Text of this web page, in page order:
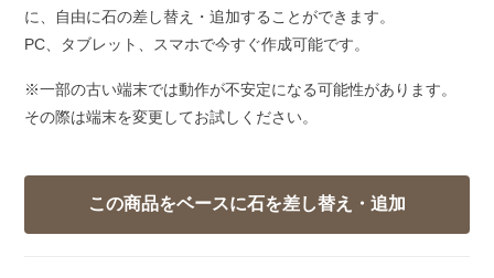
に、自由に石の差し替え・追加することができます。
PC、タブレット、スマホで今すぐ作成可能です。
※一部の古い端末では動作が不安定になる可能性があります。
その際は端末を変更してお試しください。